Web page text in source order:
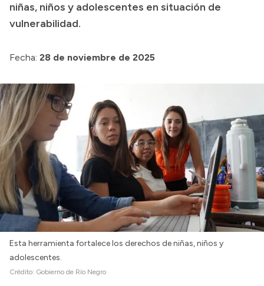
Consulta de pago a proveedores
Convocatorias
niñas, niños y adolescentes en situación de
vulnerabilidad.
Fecha: 28 de noviembre de 2025
Esta herramienta fortalece los derechos de niñas, niños y
adolescentes.
Crédito: Gobierno de Río Negro